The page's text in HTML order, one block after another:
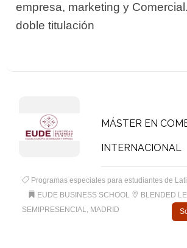
empresa, marketing y
doble titulación
MÁSTER EN
INTERNACIONAL
Programas especiales para estudiantes de
EUDE BUSINESS SCHOOL
BLENDED
SEMIPRESENCIAL, MADRID